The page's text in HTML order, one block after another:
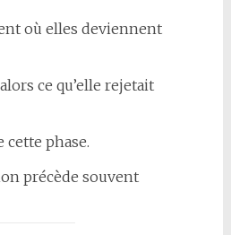
où elles deviennent
ce qu’elle rejetait
cette phase.
précède souvent